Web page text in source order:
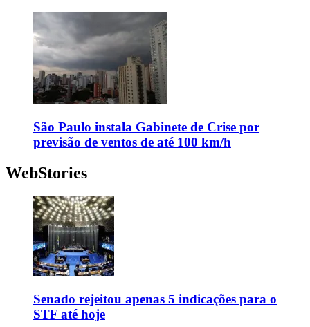
São Paulo instala Gabinete de Crise por
previsão de ventos de até 100 km/h
WebStories
Senado rejeitou apenas 5 indicações para o
STF até hoje